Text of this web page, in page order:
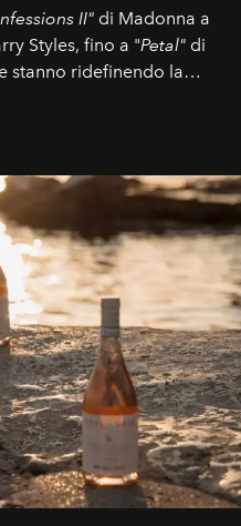
II" di Madonna a
Styles, fino a "Petal" di
stanno ridefinendo la